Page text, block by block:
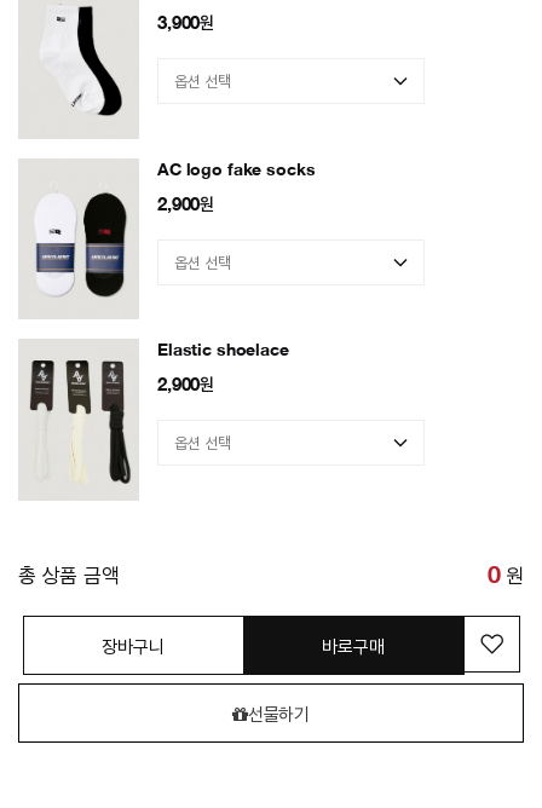
3,900원
AC logo fake socks
2,900원
Elastic shoelace
2,900원
총 상품 금액 0 원
장바구니 바로구매
선물하기